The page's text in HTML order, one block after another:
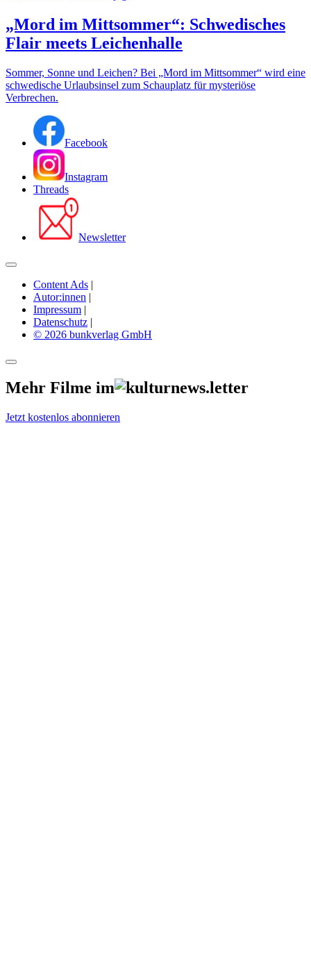
„Mord im Mittsommer“: Schwedisches
Flair meets Leichenhalle
Sommer, Sonne und Leichen? Bei „Mord im Mittsommer“ wird eine
schwedische Urlaubsinsel zum Schauplatz für mysteriöse
Verbrechen.
Facebook
Instagram
Threads
Newsletter
Content Ads |
Autor:innen |
Impressum |
Datenschutz |
© 2026 bunkverlag GmbH
Mehr Filme im
Jetzt kostenlos abonnieren